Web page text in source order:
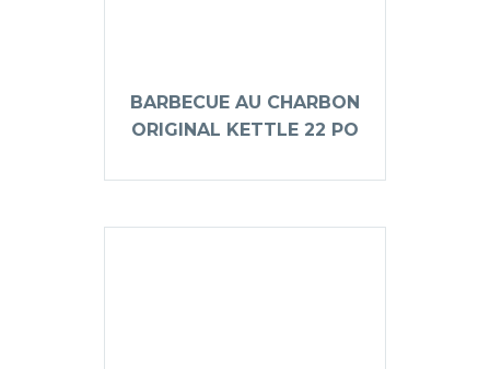
BARBECUE AU CHARBON
ORIGINAL KETTLE 22 PO